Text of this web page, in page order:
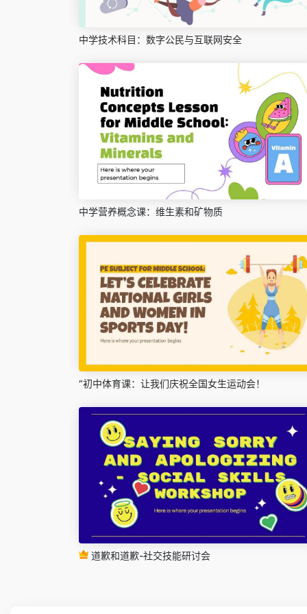
中学技术科目：数字公民与互联网安全
中学营养概念课：维生素和矿物质
“初中体育课：让我们庆祝全国女生运动会！
道歉和道歉-社交技能研讨会